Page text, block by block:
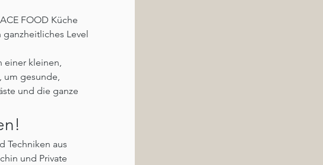
FOOD Küche
Level
einer kleinen,
um gesunde,
und die ganze
Techniken aus
und Private